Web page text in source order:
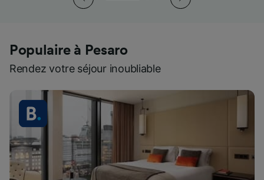
Populaire à Pesaro
Rendez votre séjour inoubliable